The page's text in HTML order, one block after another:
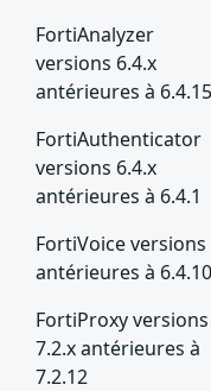
FortiAnalyzer
versions 6.4.x
antérieures à 6.4.15
FortiAuthenticator
versions 6.4.x
antérieures à 6.4.1
FortiVoice versions
antérieures à 6.4.10
FortiProxy versions
7.2.x antérieures à
7.2.12